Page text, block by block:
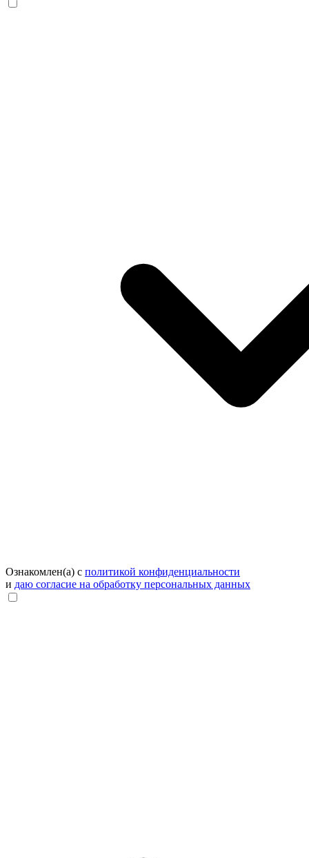
Ознакомлен(а) с политикой конфиденциальности
и даю согласие на обработку персональных данных